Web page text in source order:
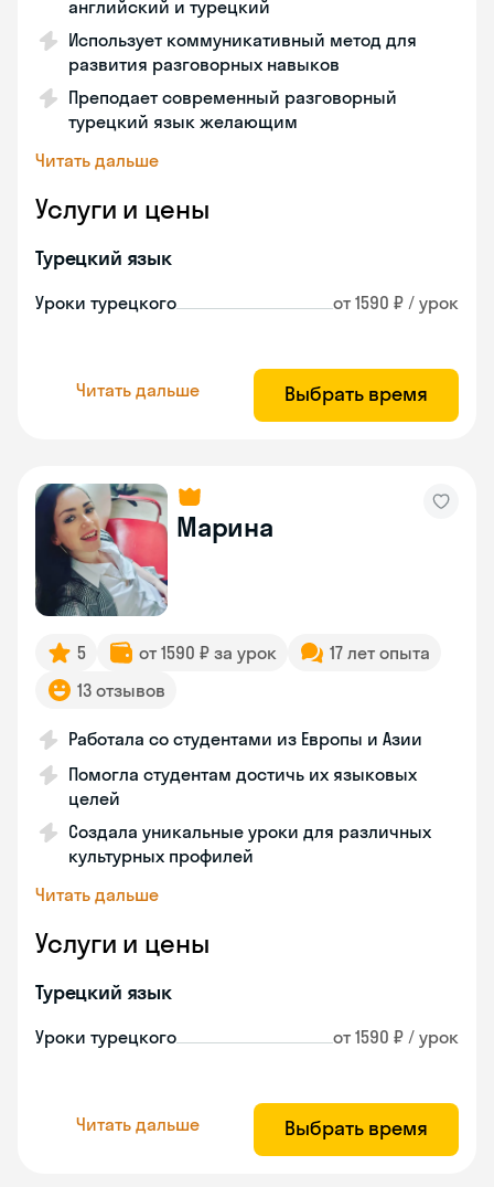
английский и турецкий
Использует коммуникативный метод для
развития разговорных навыков
Преподает современный разговорный
турецкий язык желающим
Читать дальше
Услуги и цены
Турецкий язык
Уроки турецкого от 1590 ₽ / урок
Читать дальше Выбрать время
Марина
5 от 1590 ₽ за урок
17 лет опыта
13 отзывов
Работала со студентами из Европы и Азии
Помогла студентам достичь их языковых
целей
Создала уникальные уроки для различных
культурных профилей
Читать дальше
Услуги и цены
Турецкий язык
Уроки турецкого от 1590 ₽ / урок
Читать дальше Выбрать время